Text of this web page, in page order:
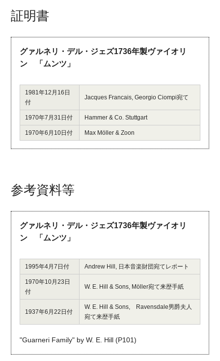
証明書
グァルネリ・デル・ジェズ1736年製ヴァイオリ
ン 「ムンツ」
1981年12月16日
付
Jacques Francais, Georgio Ciompi宛て
1970年7月31日付 Hammer & Co. Stuttgart
1970年6月10日付 Max Möller & Zoon
参考資料等
グァルネリ・デル・ジェズ1736年製ヴァイオリ
ン 「ムンツ」
1995年4月7日付 Andrew Hill, 日本音楽財団宛てレポート
1970年10月23日
付
W. E. Hill & Sons, Möller宛て来歴手紙
1937年6月22日付
W. E. Hill & Sons, Ravensdale男爵夫人
宛て来歴手紙
"Guarneri Family" by W. E. Hill (P101)